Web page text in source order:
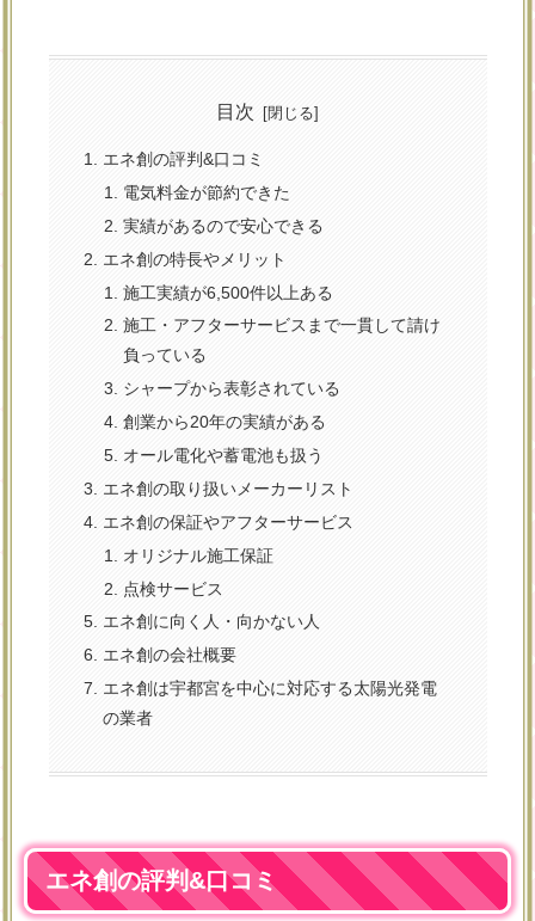
目次
エネ創の評判&口コミ
電気料金が節約できた
実績があるので安心できる
エネ創の特長やメリット
施工実績が6,500件以上ある
施工・アフターサービスまで一貫して請け
負っている
シャープから表彰されている
創業から20年の実績がある
オール電化や蓄電池も扱う
エネ創の取り扱いメーカーリスト
エネ創の保証やアフターサービス
オリジナル施工保証
点検サービス
エネ創に向く人・向かない人
エネ創の会社概要
エネ創は宇都宮を中心に対応する太陽光発電
の業者
エネ創の評判&口コミ